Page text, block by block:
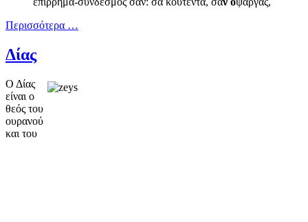
Περισσότερα …
Δίας
Ο Δίας
είναι ο
θεός του
ουρανού
και του